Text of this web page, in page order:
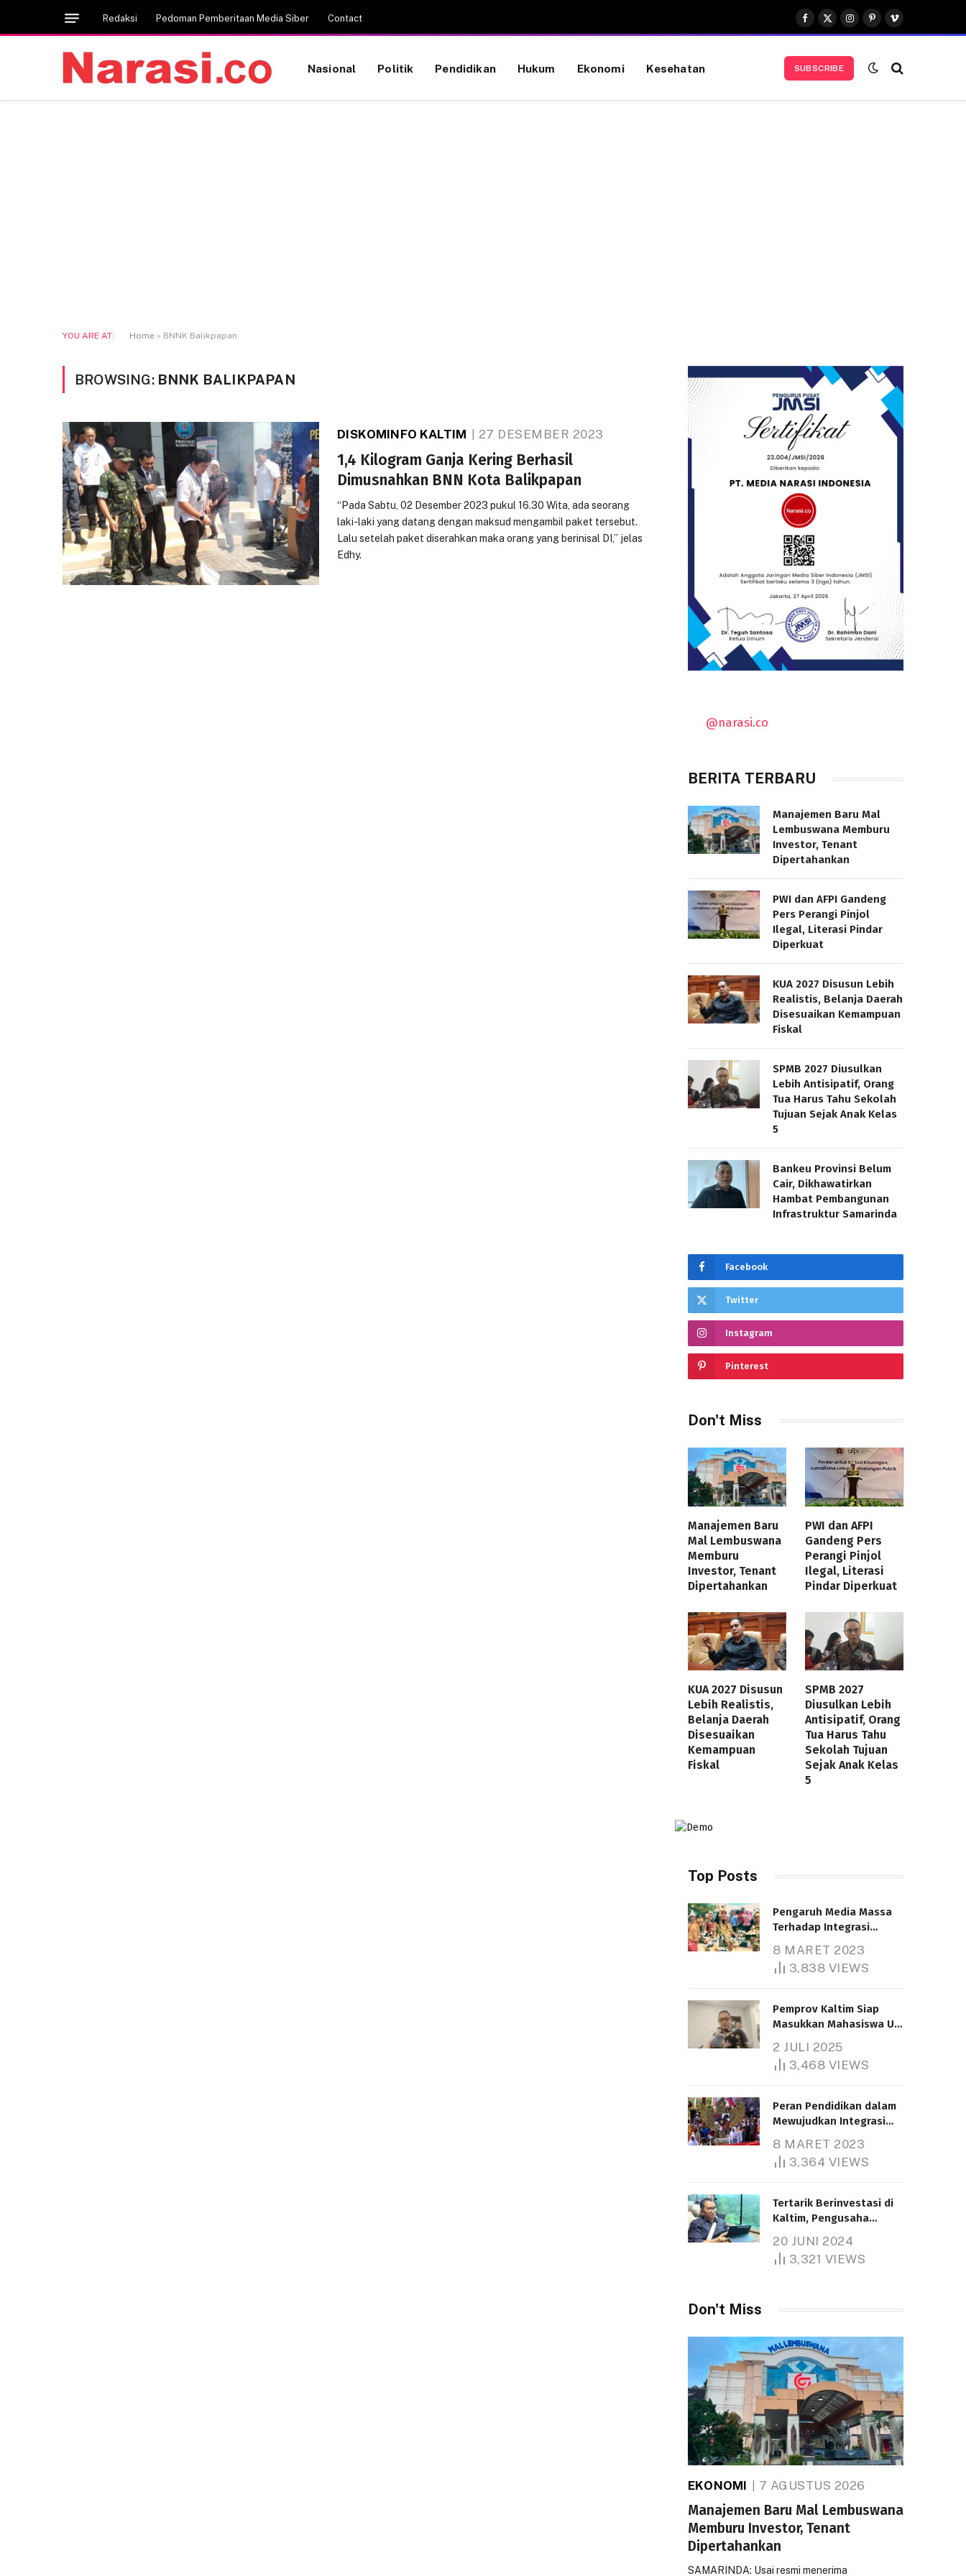
Redaksi Pedoman Pemberitaan Media Siber Contact
Facebook
X
(Twitter)
Instagram
Pinterest
Vimeo
Nasional Politik Pendidikan Hukum Ekonomi Kesehatan SUBSCRIBE
YOU ARE AT: Home » BNNK Balikpapan
BROWSING: BNNK BALIKPAPAN
DISKOMINFO KALTIM 27 DESEMBER 2023
1,4 Kilogram Ganja Kering Berhasil
Dimusnahkan BNN Kota Balikpapan
“Pada Sabtu, 02 Desember 2023 pukul 16.30 Wita, ada seorang
laki-laki yang datang dengan maksud mengambil paket tersebut.
Lalu setelah paket diserahkan maka orang yang berinisal DI,” jelas
Edhy.
@narasi.co
BERITA TERBARU
Manajemen Baru Mal
Lembuswana Memburu
Investor, Tenant
Dipertahankan
PWI dan AFPI Gandeng
Pers Perangi Pinjol
Ilegal, Literasi Pindar
Diperkuat
KUA 2027 Disusun Lebih
Realistis, Belanja Daerah
Disesuaikan Kemampuan
Fiskal
SPMB 2027 Diusulkan
Lebih Antisipatif, Orang
Tua Harus Tahu Sekolah
Tujuan Sejak Anak Kelas
5
Bankeu Provinsi Belum
Cair, Dikhawatirkan
Hambat Pembangunan
Infrastruktur Samarinda
Facebook
Twitter
Instagram
Pinterest
Don't Miss
Manajemen Baru
Mal Lembuswana
Memburu
Investor, Tenant
Dipertahankan
PWI dan AFPI
Gandeng Pers
Perangi Pinjol
Ilegal, Literasi
Pindar Diperkuat
KUA 2027 Disusun
Lebih Realistis,
Belanja Daerah
Disesuaikan
Kemampuan
Fiskal
SPMB 2027
Diusulkan Lebih
Antisipatif, Orang
Tua Harus Tahu
Sekolah Tujuan
Sejak Anak Kelas
5
Top Posts
Pengaruh Media Massa
Terhadap Integrasi
8 MARET 2023
3,838 VIEWS
Pemprov Kaltim Siap
Masukkan Mahasiswa UT
Bantuan Pendidikan
Gratispol
2 JULI 2025
3,468 VIEWS
Peran Pendidikan dalam
Mewujudkan Integrasi
8 MARET 2023
3,364 VIEWS
Tertarik Berinvestasi di
Kaltim, Pengusaha
1.000 Hektare
20 JUNI 2024
3,321 VIEWS
Don't Miss
EKONOMI 7 AGUSTUS 2026
Manajemen Baru Mal Lembuswana
Memburu Investor, Tenant
Dipertahankan
SAMARINDA: Usai resmi menerima